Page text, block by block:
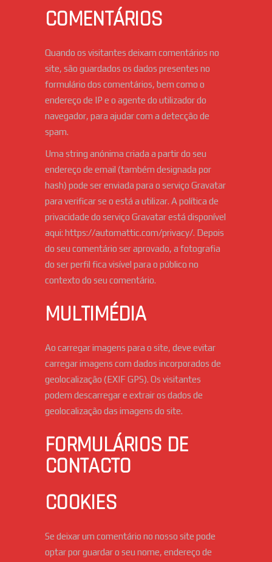
COMENTÁRIOS
Quando os visitantes deixam comentários no
site, são guardados os dados presentes no
formulário dos comentários, bem como o
endereço de IP e o agente do utilizador do
navegador, para ajudar com a detecção de
spam.
Uma string anónima criada a partir do seu
endereço de email (também designada por
hash) pode ser enviada para o serviço Gravatar
para verificar se o está a utilizar. A política de
privacidade do serviço Gravatar está disponível
aqui: https://automattic.com/privacy/. Depois
do seu comentário ser aprovado, a fotografia
do ser perfil fica visível para o público no
contexto do seu comentário.
MULTIMÉDIA
Ao carregar imagens para o site, deve evitar
carregar imagens com dados incorporados de
geolocalização (EXIF GPS). Os visitantes
podem descarregar e extrair os dados de
geolocalização das imagens do site.
FORMULÁRIOS DE
CONTACTO
COOKIES
Se deixar um comentário no nosso site pode
optar por guardar o seu nome, endereço de